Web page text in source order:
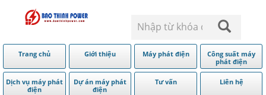
Trang chủ Giới thiệu Máy phát điện
Công suất máy
phát điện
Dịch vụ máy phát
điện
Dự án máy phát
điện
Tư vấn Liên hệ